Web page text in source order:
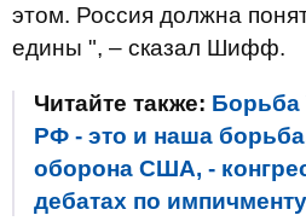
этом. Россия должна
едины ", – сказал Шифф.
Читайте также: Борьба
РФ - это и наша
оборона США, -
дебатах по